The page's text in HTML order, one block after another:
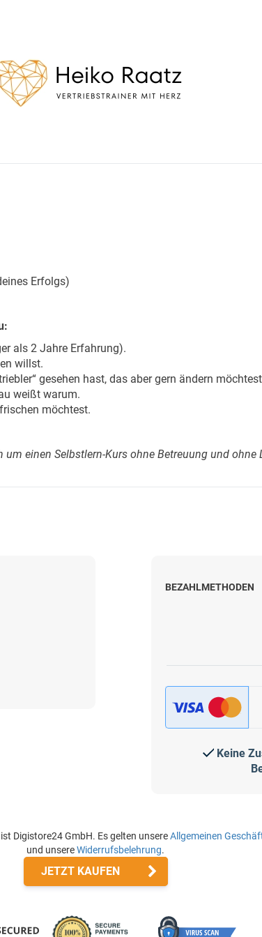
Erfolgs)
als 2 Jahre Erfahrung).
willst.
gesehen hast, das aber gern ändern
weißt warum.
möchtest.
einen Selbstlern-Kurs ohne Betreuung und ohne
BEZAHLMETHODEN
Keine
Digistore24 GmbH. Es gelten unsereAllgemeinen
und unsereWiderrufsbelehrung.
JETZT KAUFEN